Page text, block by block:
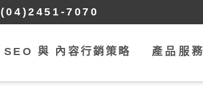
7070
SEO 與 內容行銷策略 產品服務